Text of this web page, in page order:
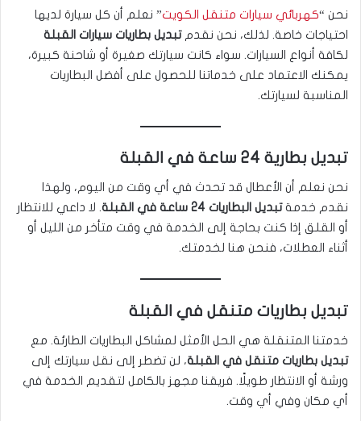
نحن “كهربائي سيارات متنقل الكويت” نعلم أن كل سيارة لديها
احتياجات خاصة. لذلك، نحن نقدمتبديل بطاريات سيارات القبلة
لكافة أنواع السيارات. سواء كانت سيارتك صغيرة أو شاحنة كبيرة،
يمكنك الاعتماد على خدماتنا للحصول على أفضل البطاريات
المناسبة لسيارتك.
تبديل بطارية 24 ساعة في القبلة
نحن نعلم أن الأعطال قد تحدث في أي وقت من اليوم، ولهذا
نقدم خدمةتبديل البطاريات 24 ساعة في القبلة
. لا داعي للانتظار
أو القلق إذا كنت بحاجة إلى الخدمة في وقت متأخر من الليل أو
أثناء العطلات، فنحن هنا لخدمتك.
تبديل بطاريات متنقل في القبلة
خدمتنا المتنقلة هي الحل الأمثل لمشاكل البطاريات الطارئة. مع
تبديل بطاريات متنقل في القبلة، لن تضطر إلى نقل سيارتك إلى
ورشة أو الانتظار طويلًا. فريقنا مجهز بالكامل لتقديم الخدمة في
أي مكان وفي أي وقت.